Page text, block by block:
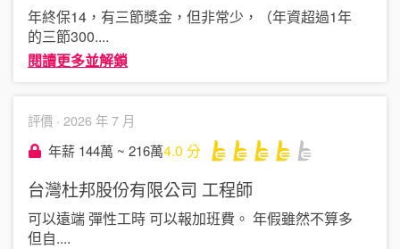
年終保14，有三節獎金，但非常少，（年資超過1年
的三節300....
閱讀更多並解鎖
評價 · 2026 年 7 月
年薪 144萬 ~ 216萬4.0 分
台灣杜邦股份有限公司 工程師
可以遠端 彈性工時 可以報加班費。 年假雖然不算多
但自....